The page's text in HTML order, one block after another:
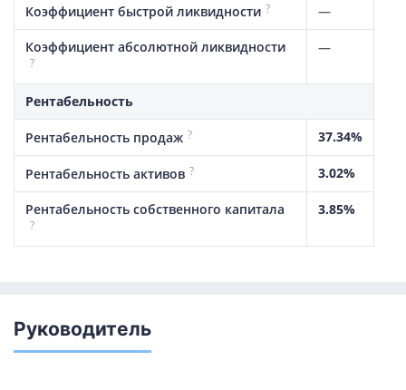
Коэффициент быстрой ликвидности ? —
Коэффициент абсолютной ликвидности
?
—
Рентабельность
Рентабельность продаж ? 37.34%
Рентабельность активов ? 3.02%
Рентабельность собственного капитала
?
3.85%
Руководитель